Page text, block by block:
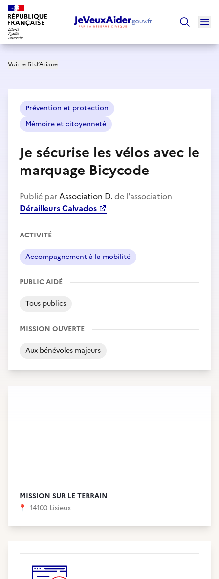
Voir le fil d’Ariane
Prévention et protection
Mémoire et citoyenneté
Je sécurise les vélos avec le
marquage Bicycode
Publié parAssociation D. de l'association
Dérailleurs Calvados
ACTIVITÉ
Accompagnement à la mobilité
PUBLIC AIDÉ
Tous publics
MISSION OUVERTE
Aux bénévoles majeurs
MISSION SUR LE TERRAIN
📍 14100 Lisieux